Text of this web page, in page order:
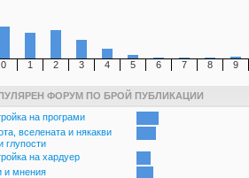
0 1 2 3 4 5 6 7 8 9
ФОРУМ ПО БРОЙ ПУБЛИКАЦИИ
на програми
вселената и някакви
глупости
на хардуер
и мнения